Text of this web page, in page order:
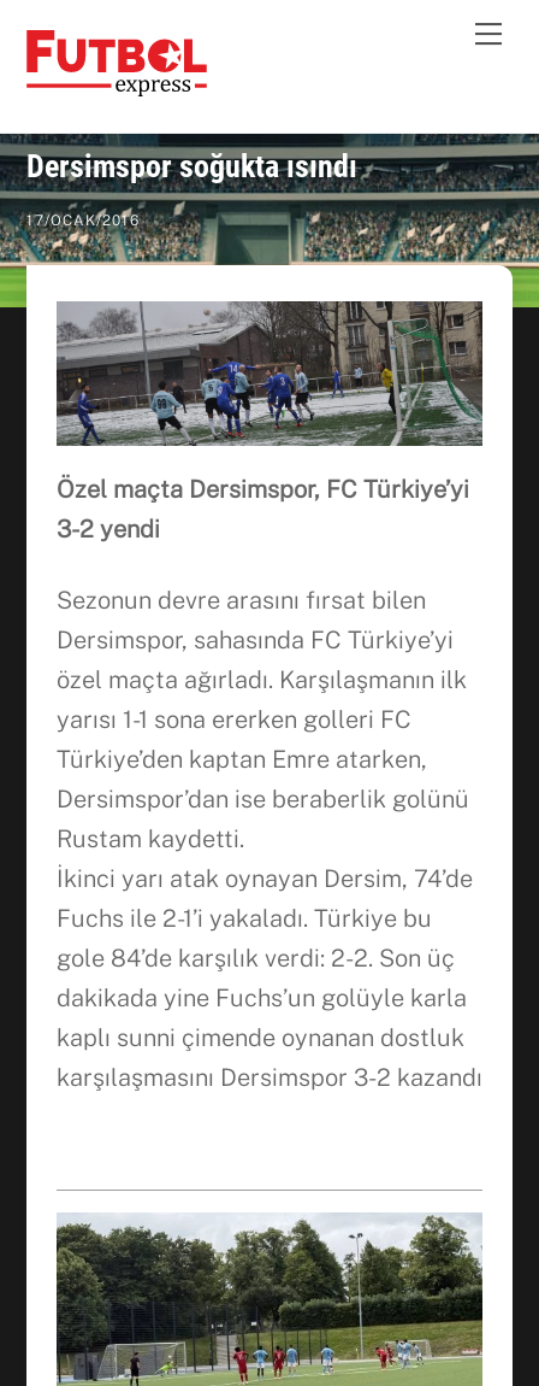
content
Dersimspor soğukta ısındı
17/OCAK/2016
Özel maçta Dersimspor, FC Türkiye’yi
3-2 yendi
Sezonun devre arasını fırsat bilen
Dersimspor, sahasında FC Türkiye’yi
özel maçta ağırladı. Karşılaşmanın ilk
yarısı 1-1 sona ererken golleri FC
Türkiye’den kaptan Emre atarken,
Dersimspor’dan ise beraberlik golünü
Rustam kaydetti.
İkinci yarı atak oynayan Dersim, 74’de
Fuchs ile 2-1’i yakaladı. Türkiye bu
gole 84’de karşılık verdi: 2-2. Son üç
dakikada yine Fuchs’un golüyle karla
kaplı sunni çimende oynanan dostluk
karşılaşmasını Dersimspor 3-2 kazandı